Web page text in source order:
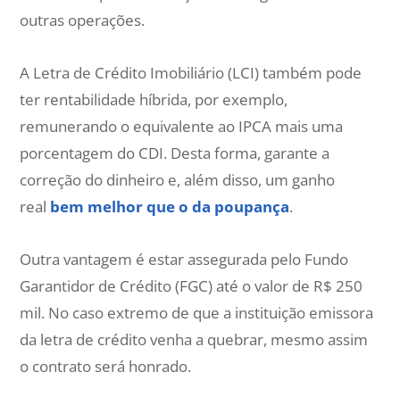
outras operações.
A Letra de Crédito Imobiliário (LCI) também pode
ter rentabilidade híbrida, por exemplo,
remunerando o equivalente ao IPCA mais uma
porcentagem do CDI. Desta forma, garante a
correção do dinheiro e, além disso, um ganho
real bem melhor que o da poupança.
Outra vantagem é estar assegurada pelo Fundo
Garantidor de Crédito (FGC) até o valor de R$ 250
mil. No caso extremo de que a instituição emissora
da letra de crédito venha a quebrar, mesmo assim
o contrato será honrado.